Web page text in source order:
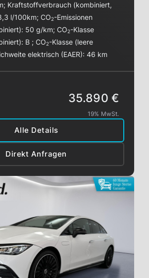
; Kraftstoffverbrauch (kombiniert,
l/100km;CO2-Emissionen
50 g/km;CO2-Klasse
B ;CO2-Klasse (leere
elektrisch (EAER):46 km
Alle Details
Direkt Anfragen
35.890 €
19% MwSt.